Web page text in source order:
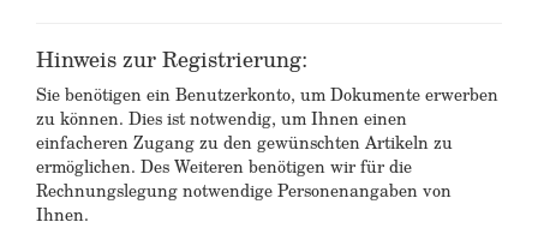
Hinweis zur Registrierung:
Sie benötigen ein Benutzerkonto, um Dokumente erwerben
zu können. Dies ist notwendig, um Ihnen einen
einfacheren Zugang zu den gewünschten Artikeln zu
ermöglichen. Des Weiteren benötigen wir für die
Rechnungslegung notwendige Personenangaben von
Ihnen.